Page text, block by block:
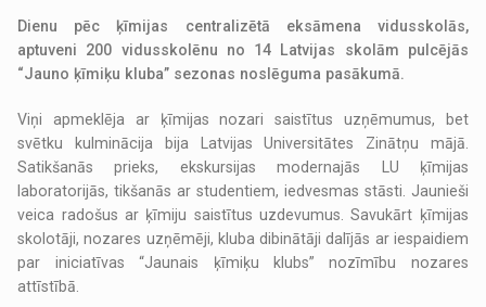
Dienu pēc ķīmijas centralizētā eksāmena vidusskolās,
aptuveni 200 vidusskolēnu no 14 Latvijas skolām pulcējās
“Jauno ķīmiķu kluba” sezonas noslēguma pasākumā.
Viņi apmeklēja ar ķīmijas nozari saistītus uzņēmumus, bet
svētku kulminācija bija Latvijas Universitātes Zinātņu mājā.
Satikšanās prieks, ekskursijas modernajās LU ķīmijas
laboratorijās, tikšanās ar studentiem, iedvesmas stāsti. Jaunieši
veica radošus ar ķīmiju saistītus uzdevumus. Savukārt ķīmijas
skolotāji, nozares uzņēmēji, kluba dibinātāji dalījās ar iespaidiem
par iniciatīvas “Jaunais ķīmiķu klubs” nozīmību nozares
attīstībā.